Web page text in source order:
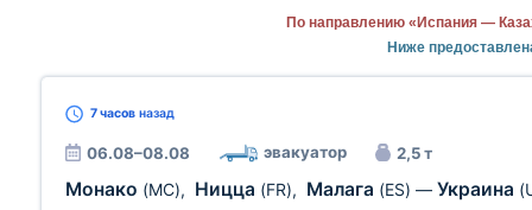
По направлению «Испания —
Ниже
7 часов назад
06.08–08.08 эвакуатор 2,5 т
Монако (MC), Ницца (FR), Малага (ES) — Украина